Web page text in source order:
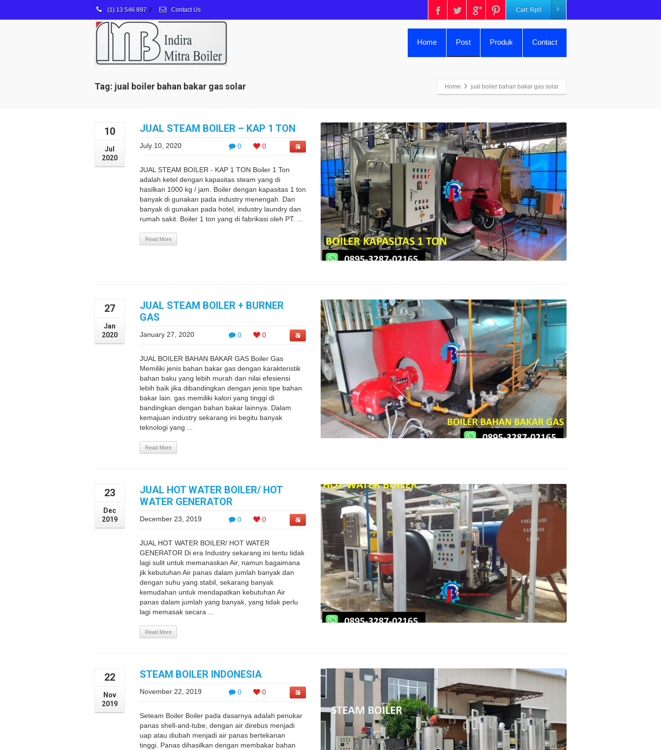
(1) 13 546 897 / Contact Us Cart: Rp0
Home Post Produk Contact
Tag: jual boiler bahan bakar gas solar Home jual boiler bahan bakar gas solar
10
Jul
2020
JUAL STEAM BOILER – KAP 1 TON
0 0
July 10, 2020
JUAL STEAM BOILER - KAP 1 TON Boiler 1 Ton
adalah ketel dengan kapasitas steam yang di
hasilkan 1000 kg / jam. Boiler dengan kapasitas 1 ton
banyak di gunakan pada industry menengah. Dan
banyak di gunakan pada hotel, industry laundry dan
rumah sakit. Boiler 1 ton yang di fabrikasi oleh PT. ...
Read More
27
Jan
2020
JUAL STEAM BOILER + BURNER
GAS
0 0
January 27, 2020
JUAL BOILER BAHAN BAKAR GAS Boiler Gas
Memiliki jenis bahan bakar gas dengan karakteristik
bahan baku yang lebih murah dan nilai efesiensi
lebih baik jika dibandingkan dengan jenis tipe bahan
bakar lain. gas memiliki kalori yang tinggi di
bandingkan dengan bahan bakar lainnya. Dalam
kemajuan industry sekarang ini begitu banyak
teknologi yang ...
Read More
23
Dec
2019
JUAL HOT WATER BOILER/ HOT
WATER GENERATOR
0 0
December 23, 2019
JUAL HOT WATER BOILER/ HOT WATER
GENERATOR Di era Industry sekarang ini tentu tidak
lagi sulit untuk memanaskan Air, namun bagaimana
jik kebutuhan Air panas dalam jumlah banyak dan
dengan suhu yang stabil, sekarang banyak
kemudahan untuk mendapatkan kebutuhan Air
panas dalam jumlah yang banyak, yang tidak perlu
lagi memasak secara ...
Read More
22
Nov
2019
STEAM BOILER INDONESIA
0 0
November 22, 2019
Seteam Boiler Boiler pada dasarnya adalah penukar
panas shell-and-tube, dengan air direbus menjadi
uap atau diubah menjadi air panas bertekanan
tinggi. Panas dihasilkan dengan membakar bahan